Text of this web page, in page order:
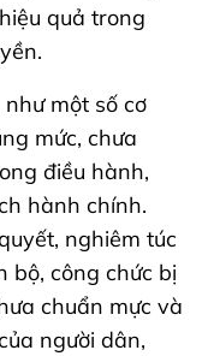
quả trong
một số cơ
mức, chưa
điều hành,
hành chính.
nghiêm túc
bộ, công chức bị
chuẩn mực và
người dân,